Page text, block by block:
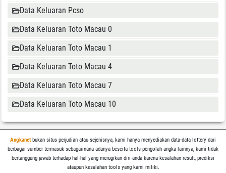
Data Keluaran Pcso
Data Keluaran Toto Macau 0
Data Keluaran Toto Macau 1
Data Keluaran Toto Macau 4
Data Keluaran Toto Macau 7
Data Keluaran Toto Macau 10
Angkanetbukan situs perjudian atau sejenisnya, kami hanya menyediakan data-data lottery dari
berbagai sumber termasuk sebagaimana adanya beserta tools pengolah angka lainnya, kami tidak
bertanggung jawab terhadap hal-hal yang merugikan diri anda karena kesalahan result, prediksi
ataupun kesalahan tools yang kami miliki.